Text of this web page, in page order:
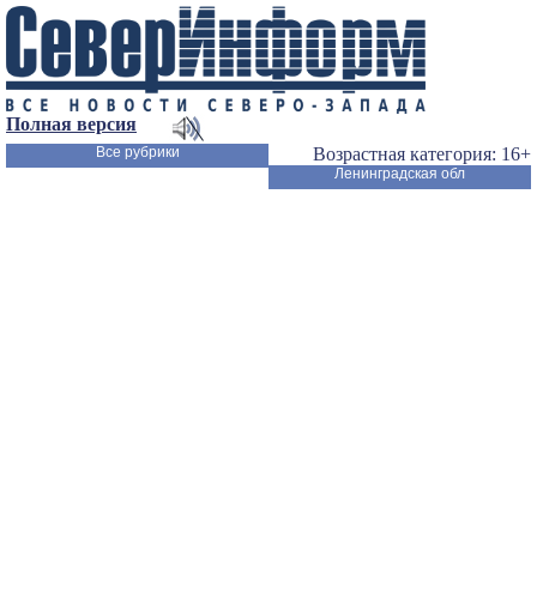
Полная версия
Возрастная категория: 16+
Все рубрики
Ленинградская обл